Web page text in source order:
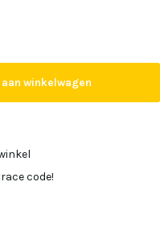
winkelwagen
code!